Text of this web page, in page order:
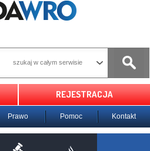
szukaj w całym serwisie
REJESTRACJA
Prawo Pomoc Kontakt